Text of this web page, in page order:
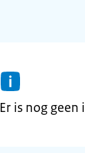
Informatie:
Er is nog